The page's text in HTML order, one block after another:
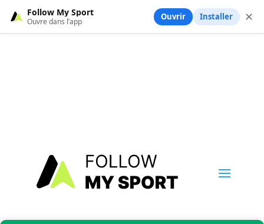
Follow My Sport
Ouvre dans l’app Ouvrir Installer ✕